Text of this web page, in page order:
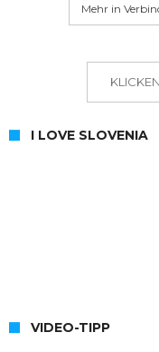
Mehr in
I LOVE SLOVENIA
VIDEO-TIPP